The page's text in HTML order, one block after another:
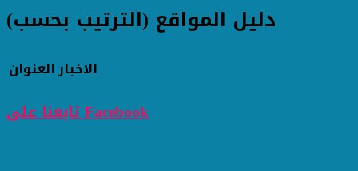
دليل المواقع (الترتيب بحسب)
العنوانالاخبار
تابعنا على Facebook